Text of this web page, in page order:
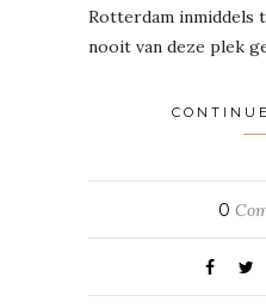
Rotterdam inmiddels
nooit van deze plek
0